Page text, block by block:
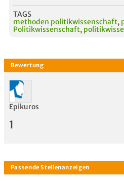
TAGS
methoden politikwissenschaft,
Politikwissenschaft,
Epikuros
1